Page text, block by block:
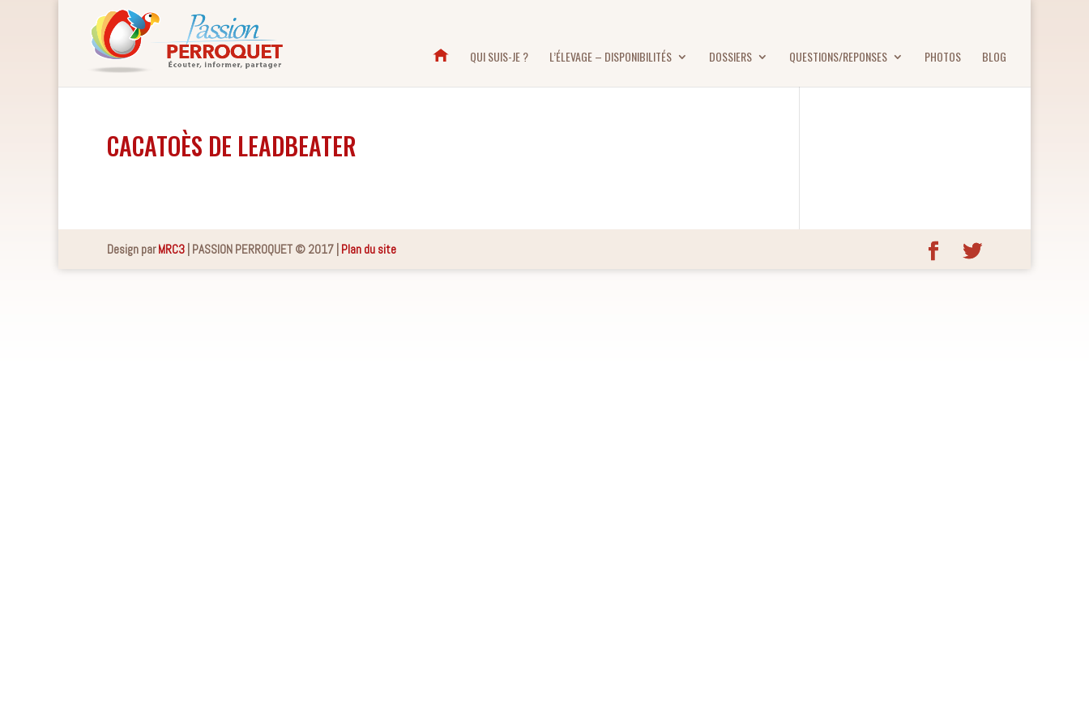
QUI SUIS-JE ? L’ÉLEVAGE – DISPONIBILITÉS DOSSIERS QUESTIONS/REPONSES PHOTOS BLOG
CACATOÈS DE LEADBEATER
Design parMRC3 | PASSION PERROQUET © 2017 | Plan du site